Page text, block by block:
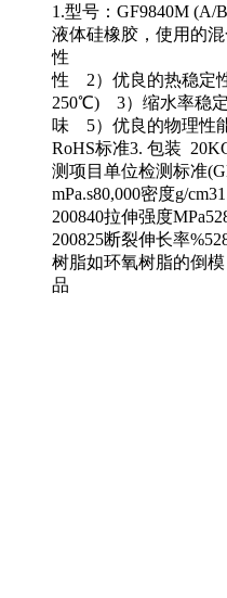
1.型号：GF9840M
液体硅橡胶，使用的
性 1）优
性 2）优良的热稳定
250℃) 3）缩水率稳
味 5）优良的物理性
RoHS标准3. 包装
测项目单位检测标准
mPa.s80,000密度g/
200840拉伸强度
200825断裂伸长率
树脂如环氧树脂的倒
品